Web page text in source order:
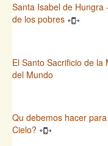
Santa Isabel de Hungra
de los pobres
El Santo Sacrificio de la
del Mundo
Qu debemos hacer
Cielo?